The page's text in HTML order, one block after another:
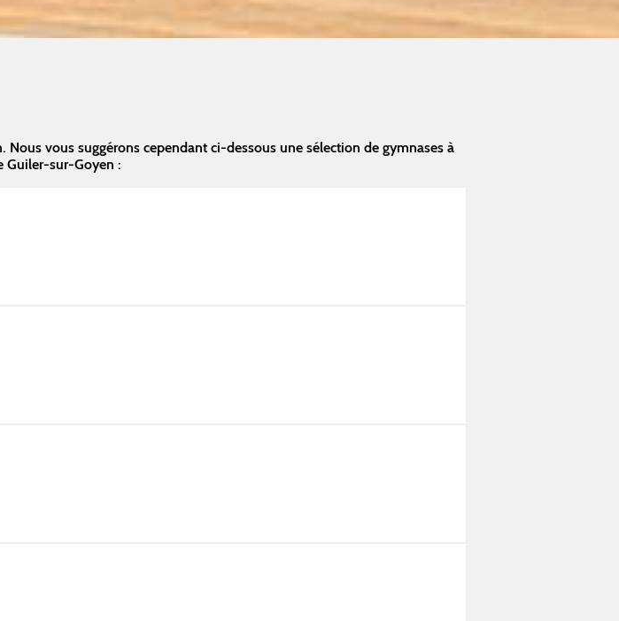
vous suggérons cependant ci-dessous une sélection de gymnases à
Guiler-sur-Goyen :